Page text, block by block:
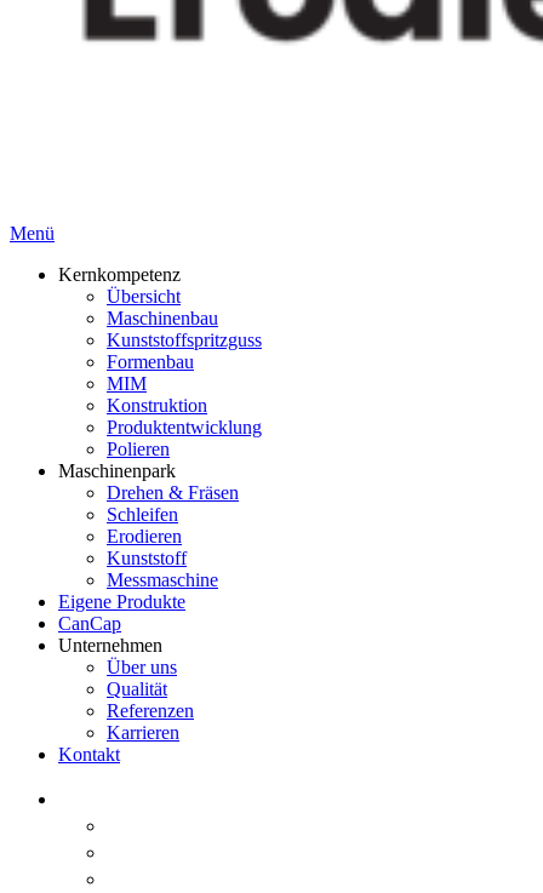
Menü
Kernkompetenz
Übersicht
Maschinenbau
Kunststoffspritzguss
Formenbau
MIM
Konstruktion
Produktentwicklung
Polieren
Maschinenpark
Drehen & Fräsen
Schleifen
Erodieren
Kunststoff
Messmaschine
Eigene Produkte
CanCap
Unternehmen
Über uns
Qualität
Referenzen
Karrieren
Kontakt